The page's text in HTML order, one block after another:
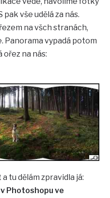
vše udělá za nás.
na všch stranách,
Panorama vypadá potom
na nás:
tu dělám zpravidla já:
Photoshopu ve